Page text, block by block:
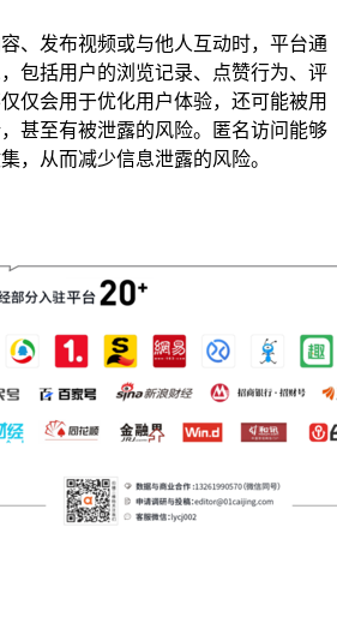
、发布视频或与他人互动时，平台通
包括用户的浏览记录、点赞行为、评
仅会用于优化用户体验，还可能被用
甚至有被泄露的风险。匿名访问能够
，从而减少信息泄露的风险。